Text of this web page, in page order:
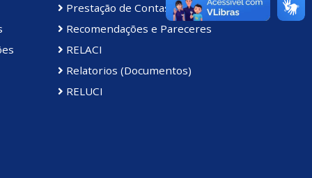
Prestação de Contas da Câmara
Recomendações e Pareceres
RELACI
Relatorios (Documentos)
RELUCI